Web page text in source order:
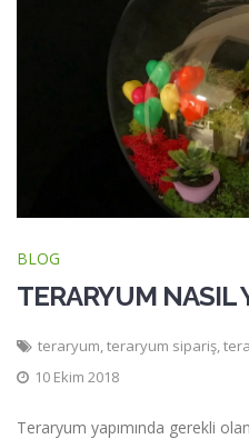
BLOG
TERARYUM NASIL
teraryum,teraryum sipariş,
10 Ekim 2018
Teraryum yapımında gerekli